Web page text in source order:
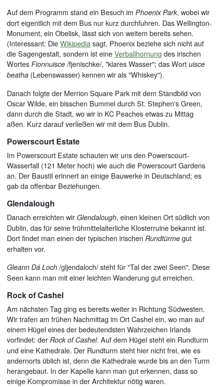
Auf dem Programm stand ein Besuch imPhoenix Park, wobei wir
dort eigentlich mit dem Bus nur kurz durchfuhren. Das Wellington-
Monument, ein Obelisk, lässt sich von weitem bereits sehen.
(Interessant: DieWikipediasagt, Phoenix beziehe sich nicht auf
die Sagengestalt, sondern ist eineVerballhornung des irischen
WortesFionnuisce /fjenischke/, "klares Wasser"; das Wortuisce
beatha (Lebenswasser) kennen wir als "Whiskey").
Danach folgte der Merrion Square Park mit dem Standbild von
Oscar Wilde, ein bisschen Bummel durch St. Stephen's Green,
dann durch die Stadt, wo wir in KC Peaches etwas zu Mittag
aßen. Kurz darauf verließen wir mit dem Bus Dublin.
Powerscourt Estate
Im Powerscourt Estate schauten wir uns den Powerscourt-
Wasserfall (121 Meter hoch) wie auch die Powerscourt Gardens
an. Der Baustil erinnert an einige Bauwerke in Deutschland; es
gab da offenbar Beziehungen.
Glendalough
Danach erreichten wir Glendalough, einen kleinen Ort südlich von
Dublin, das für seine frühmittelalterliche Klosterruine bekannt ist.
Dort findet man einen der typischen irischenRundtürme gut
erhalten vor.
Gleann Dá Loch /gljendaloch/ steht für "Tal der zwei Seen". Diese
Seen kann man mit einer leichten Wanderung gut erreichen.
Rock of Cashel
Am nächsten Tag ging es bereits weiter in Richtung Südwesten.
Wir trafen am frühen Nachmittag im Ort Cashel ein, wo man auf
einem Hügel eines der bedeutendsten Wahrzeichen Irlands
vorfindet: derRock of Cashel. Auf dem Hügel steht ein Rundturm
und eine Kathedrale. Der Rundturm steht hier nicht frei, wie es
andernorts üblich ist, denn die Kathedrale wurde bis an den Turm
herangebaut. In der Kapelle kann man gut erkennen, dass so
einige Kompromisse in der Architektur nötig waren.